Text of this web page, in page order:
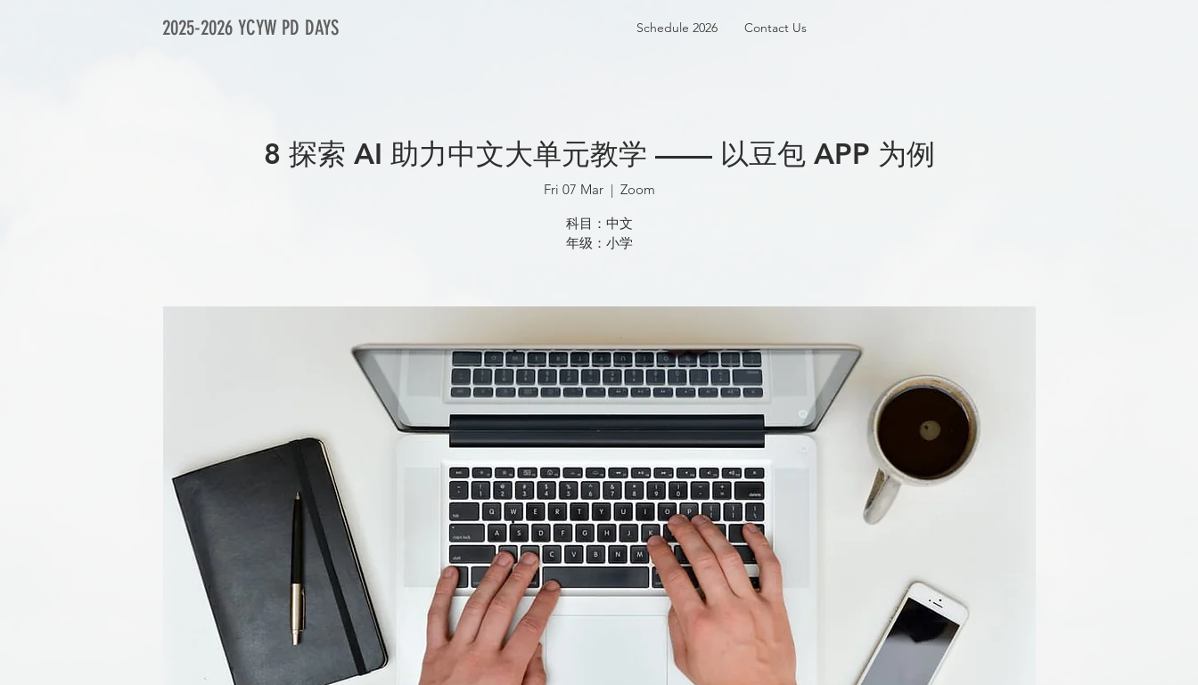
2025-2026 YCYW PD DAYS Schedule 2026 Contact Us
8 探索 AI 助力中文大单元教学 —— 以豆包 APP 为例
Fri 07 Mar
  |
Zoom
科目：中文
年级：小学